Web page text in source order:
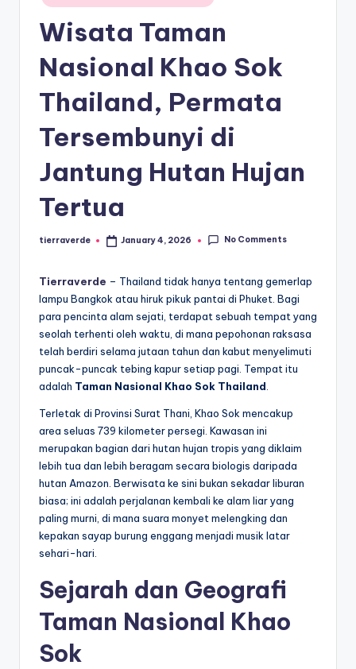
er
er
diminati,
baik
dalam
negeri
maupun
mancanegara.
in
Wisata Taman
Nasional Khao Sok
Thailand, Permata
Tersembunyi di
Jantung Hutan Hujan
Tertua
Posted
tierraverde January 4, 2026 No Comments
Tierraverde – Thailand tidak hanya tentang gemerlap
lampu Bangkok atau hiruk pikuk pantai di Phuket. Bagi
para pencinta alam sejati, terdapat sebuah tempat yang
seolah terhenti oleh waktu, di mana pepohonan raksasa
telah berdiri selama jutaan tahun dan kabut menyelimuti
puncak-puncak tebing kapur setiap pagi. Tempat itu
adalah Taman Nasional Khao Sok Thailand
Terletak di Provinsi Surat Thani, Khao Sok mencakup
area seluas 739 kilometer persegi. Kawasan ini
merupakan bagian dari hutan hujan tropis yang diklaim
lebih tua dan lebih beragam secara biologis daripada
hutan Amazon. Berwisata ke sini bukan sekadar liburan
biasa; ini adalah perjalanan kembali ke alam liar yang
paling murni, di mana suara monyet melengking dan
kepakan sayap burung enggang menjadi musik latar
sehari-hari.
Sejarah dan Geografi
Taman Nasional Khao
Sok